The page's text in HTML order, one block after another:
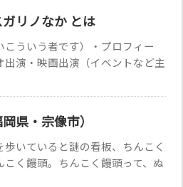
ガリノなか とは
こういう者です）・プロフィー
出演・映画出演（イベントなど主
県・宗像市）
歩いていると謎の看板、ちんこく
こく饅頭。ちんこく饅頭って、ぬ